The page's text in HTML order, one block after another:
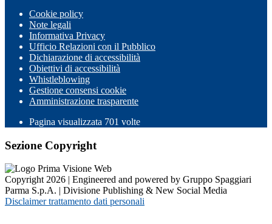
Cookie policy
Note legali
Informativa Privacy
Ufficio Relazioni con il Pubblico
Dichiarazione di accessibilità
Obiettivi di accessibilità
Whistleblowing
Gestione consensi cookie
Amministrazione trasparente
Pagina visualizzata 701 volte
Sezione Copyright
Copyright 2026 | Engineered and powered by Gruppo Spaggiari
Parma S.p.A. | Divisione Publishing & New Social Media
Disclaimer trattamento dati personali